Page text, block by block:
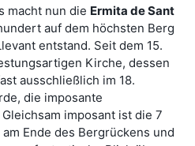
macht nun die Ermita de Sant
auf dem höchsten Berg
entstand. Seit dem 15.
Kirche, dessen
ausschließlich im 18.
die imposante
imposant ist die 7
Ende des Bergrückens und